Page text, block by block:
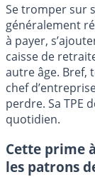
Se tromper sur
généralement
à payer,
caisse de
autre âge. Bref,
chef
perdre. Sa TPE
quotidien.
Cette prime
les patrons